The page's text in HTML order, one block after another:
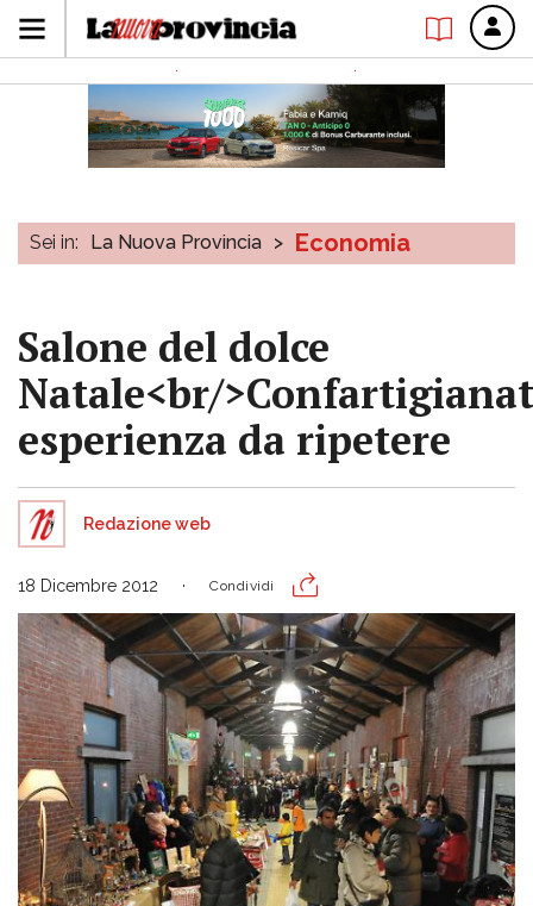
Sei in: La Nuova Provincia > Economia
Salone del dolce
Natale<br/
esperienza da ripetere
Redazione web
18 Dicembre 2012 Condividi